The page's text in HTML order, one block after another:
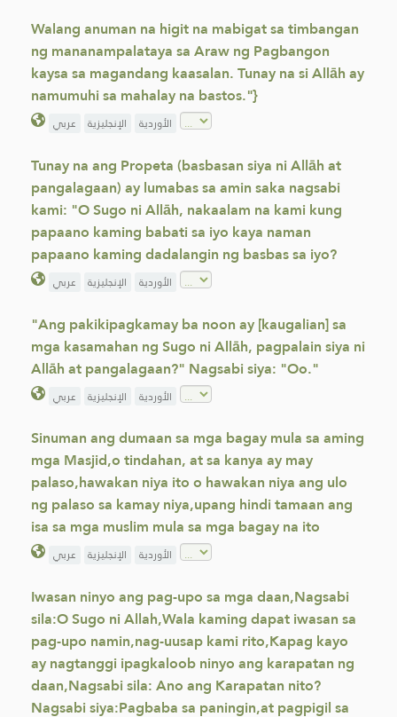
Walang anuman na higit na mabigat sa timbangan
ng mananampalataya sa Araw ng Pagbangon
kaysa sa magandang kaasalan. Tunay na si Allāh ay
namumuhi sa mahalay na bastos."}
عربي الإنجليزية الأوردية
Tunay na ang Propeta (basbasan siya ni Allāh at
pangalagaan) ay lumabas sa amin saka nagsabi
kami: "O Sugo ni Allāh, nakaalam na kami kung
papaano kaming babati sa iyo kaya naman
papaano kaming dadalangin ng basbas sa iyo?
عربي الإنجليزية الأوردية
"Ang pakikipagkamay ba noon ay [kaugalian] sa
mga kasamahan ng Sugo ni Allāh, pagpalain siya ni
Allāh at pangalagaan?" Nagsabi siya: "Oo."
عربي الإنجليزية الأوردية
Sinuman ang dumaan sa mga bagay mula sa aming
mga Masjid,o tindahan, at sa kanya ay may
palaso,hawakan niya ito o hawakan niya ang ulo
ng palaso sa kamay niya,upang hindi tamaan ang
isa sa mga muslim mula sa mga bagay na ito
عربي الإنجليزية الأوردية
Iwasan ninyo ang pag-upo sa mga daan,Nagsabi
sila:O Sugo ni Allah,Wala kaming dapat iwasan sa
pag-upo namin,nag-uusap kami rito,Kapag kayo
ay nagtanggi ipagkaloob ninyo ang karapatan ng
daan,Nagsabi sila: Ano ang Karapatan nito?
Nagsabi siya:Pagbaba sa paningin,at pagpigil sa